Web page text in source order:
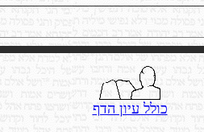
כולל עיון הדף